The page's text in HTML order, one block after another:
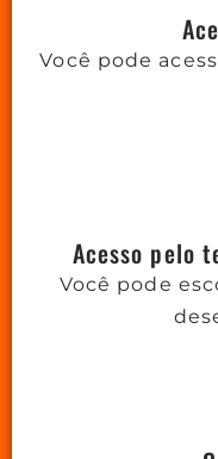
Você pode
Acesso pelo
Você pode